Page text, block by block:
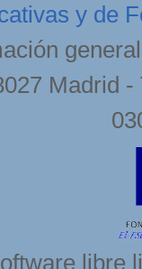
y de
Madrid
libre